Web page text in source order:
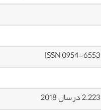
ISSN 0954-6553
2.223 در سال 2018